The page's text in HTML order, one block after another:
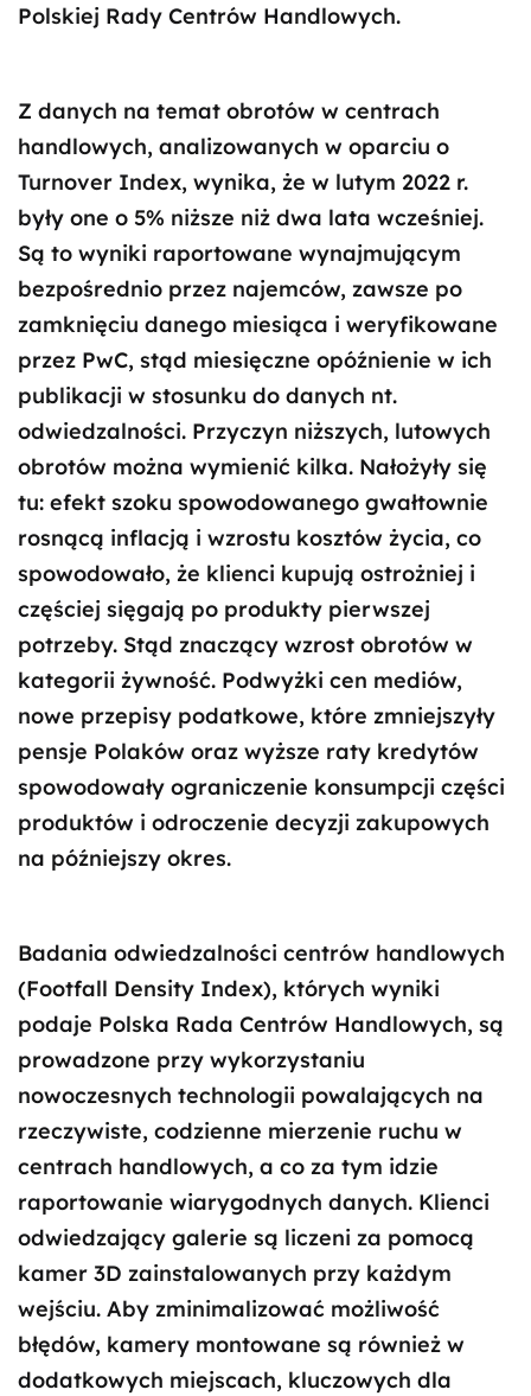
Polskiej Rady Centrów Handlowych.
Z danych na temat obrotów w centrach
handlowych, analizowanych w oparciu o
Turnover Index, wynika, że w lutym 2022 r.
były one o 5% niższe niż dwa lata wcześniej.
Są to wyniki raportowane wynajmującym
bezpośrednio przez najemców, zawsze po
zamknięciu danego miesiąca i weryfikowane
przez PwC, stąd miesięczne opóźnienie w ich
publikacji w stosunku do danych nt.
odwiedzalności. Przyczyn niższych, lutowych
obrotów można wymienić kilka. Nałożyły się
tu: efekt szoku spowodowanego gwałtownie
rosnącą inflacją i wzrostu kosztów życia, co
spowodowało, że klienci kupują ostrożniej i
częściej sięgają po produkty pierwszej
potrzeby. Stąd znaczący wzrost obrotów w
kategorii żywność. Podwyżki cen mediów,
nowe przepisy podatkowe, które zmniejszyły
pensje Polaków oraz wyższe raty kredytów
spowodowały ograniczenie konsumpcji części
produktów i odroczenie decyzji zakupowych
na późniejszy okres.
Badania odwiedzalności centrów handlowych
(Footfall Density Index), których wyniki
podaje Polska Rada Centrów Handlowych, są
prowadzone przy wykorzystaniu
nowoczesnych technologii powalających na
rzeczywiste, codzienne mierzenie ruchu w
centrach handlowych, a co za tym idzie
raportowanie wiarygodnych danych. Klienci
odwiedzający galerie są liczeni za pomocą
kamer 3D zainstalowanych przy każdym
wejściu. Aby zminimalizować możliwość
błędów, kamery montowane są również w
dodatkowych miejscach, kluczowych dla